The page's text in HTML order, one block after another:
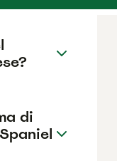
di